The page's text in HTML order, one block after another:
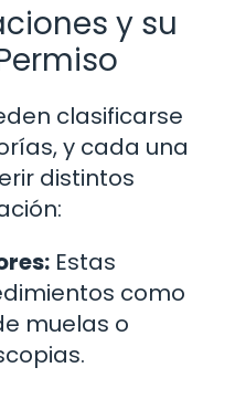
y su
clasificarse
y cada una
distintos
Estas
como
muelas o